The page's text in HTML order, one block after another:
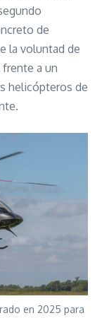
de
la voluntad de
frente a un
helicópteros de
en 2025 para